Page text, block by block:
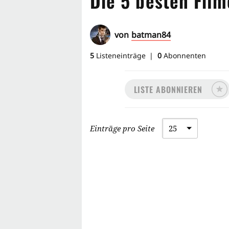
von batman84
5 Listeneinträge 0 Abonnenten
LISTE ABONNIEREN
Einträge pro Seite